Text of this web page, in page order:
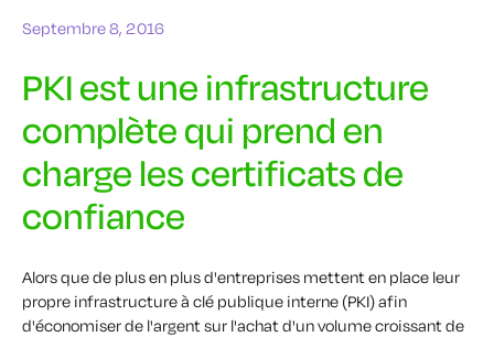
Septembre 8, 2016
PKI est une infrastructure
complète qui prend en
charge les certificats de
confiance
Alors que de plus en plus d'entreprises mettent en place leur
propre infrastructure à clé publique interne (PKI) afin
d'économiser de l'argent sur l'achat d'un volume croissant de